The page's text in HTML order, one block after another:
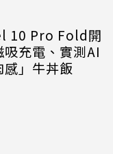
10 Pro Fold開
充電、實測AI
」牛丼飯